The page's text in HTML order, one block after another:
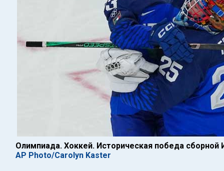
Олимпиада. Хоккей. Историческая победа сборной
AP Photo/Carolyn Kaster